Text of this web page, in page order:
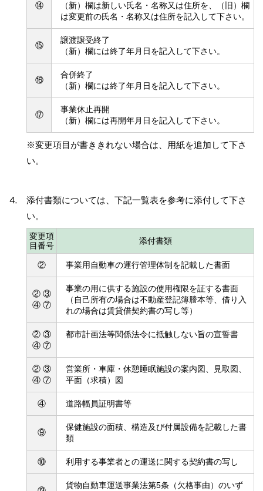
⑭
（新）欄は新しい氏名・名称又は住所を、（旧）欄
は変更前の氏名・名称又は住所を記入して下さい。
⑮
譲渡譲受終了
（新）欄には終了年月日を記入して下さい。
⑯
合併終了
（新）欄には終了年月日を記入して下さい。
⑰
事業休止再開
（新）欄には再開年月日を記入して下さい。
※変更項目が書ききれない場合は、用紙を追加して下さ
い。
⒋ 添付書類については、下記一覧表を参考に添付して下さ
い。
変更項
目番号
添付書類
② 事業用自動車の運行管理体制を記載した書面
② ③
④ ⑦
事業の用に供する施設の使用権限を証する書面
（自己所有の場合は不動産登記簿謄本等、借り入
れの場合は賃貸借契約書の写し等）
② ③
④ ⑦
都市計画法等関係法令に抵触しない旨の宣誓書
② ③
④ ⑦
営業所・車庫・休憩睡眠施設の案内図、見取図、
平面（求積）図
④ 道路幅員証明書等
⑨
保健施設の面積、構造及び付属設備を記載した書
類
⑩ 利用する事業者との運送に関する契約書の写し
貨物自動車運送事業法第5条（欠格事由）のいず